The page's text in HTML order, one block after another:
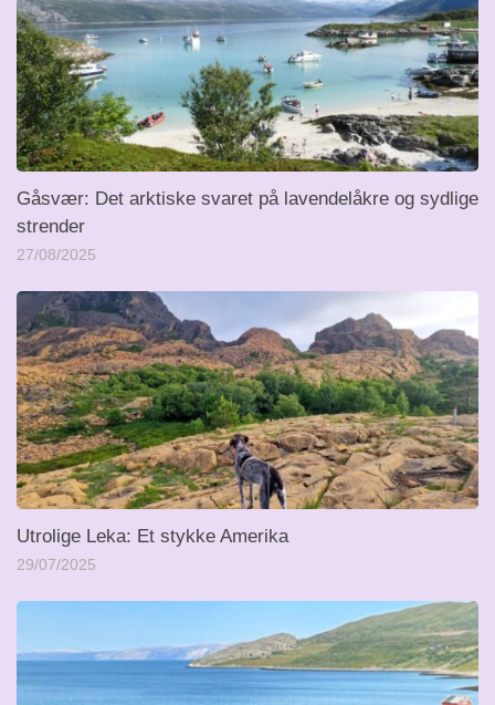
Gåsvær: Det arktiske svaret på lavendelåkre og sydlige
strender
27/08/2025
Utrolige Leka: Et stykke Amerika
29/07/2025